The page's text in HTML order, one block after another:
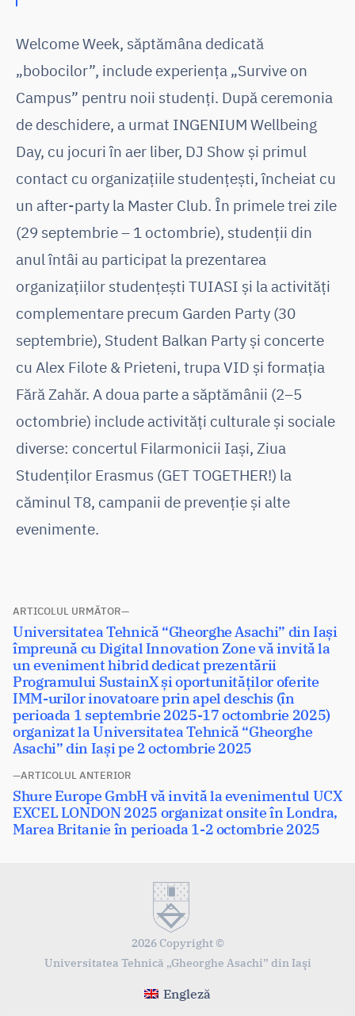
Welcome Week, săptămâna dedicată
„bobocilor”, include experiența „Survive on
Campus” pentru noii studenți. După ceremonia
de deschidere, a urmat INGENIUM Wellbeing
Day, cu jocuri în aer liber, DJ Show și primul
contact cu organizațiile studențești, încheiat cu
un after-party la Master Club. În primele trei zile
(29 septembrie – 1 octombrie), studenții din
anul întâi au participat la prezentarea
organizațiilor studențești TUIASI și la activități
complementare precum Garden Party (30
septembrie), Student Balkan Party și concerte
cu Alex Filote & Prieteni, trupa VID și formația
Fără Zahăr. A doua parte a săptămânii (2–5
octombrie) include activități culturale și sociale
diverse: concertul Filarmonicii Iași, Ziua
Studenților Erasmus (GET TOGETHER!) la
căminul T8, campanii de prevenție și alte
evenimente.
Navigare
în
articole
ARTICOLUL ANTERIOR
Articolul
anterior:
Shure Europe GmbH vă invită la evenimentul UCX
EXCEL LONDON 2025 organizat onsite în Londra,
Marea Britanie în perioada 1-2 octombrie 2025
ARTICOLUL URMĂTOR
Articolul
următor:
Universitatea Tehnică “Gheorghe Asachi” din Iași
împreună cu Digital Innovation Zone vă invită la
un eveniment hibrid dedicat prezentării
Programului SustainX și oportunităților oferite
IMM-urilor inovatoare prin apel deschis (în
perioada 1 septembrie 2025-17 octombrie 2025)
organizat la Universitatea Tehnică “Gheorghe
Asachi” din Iași pe 2 octombrie 2025
2026 Copyright ©
Universitatea Tehnică „Gheorghe Asachi” din Iaşi
Engleză